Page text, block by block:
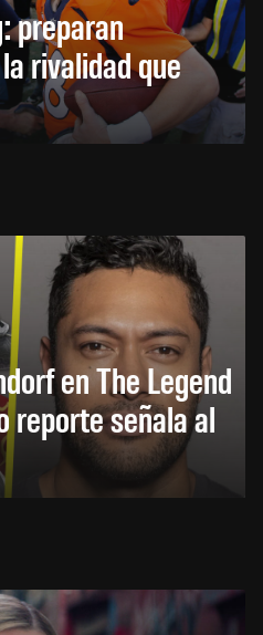
preparan
rivalidad que
en The Legend
reporte señala al